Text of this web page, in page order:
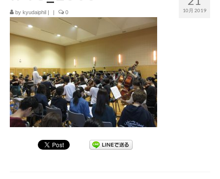
演奏会情報
卒業記念演奏会2027
九大フィルとは
九大フィルの歴史
ご寄付のお願い
演奏会の歴史
出張演奏
九大フィル特集ページ
10月 2019
by kyudaiphil 0